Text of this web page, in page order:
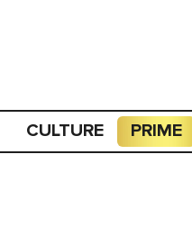
CULTURE PRIME